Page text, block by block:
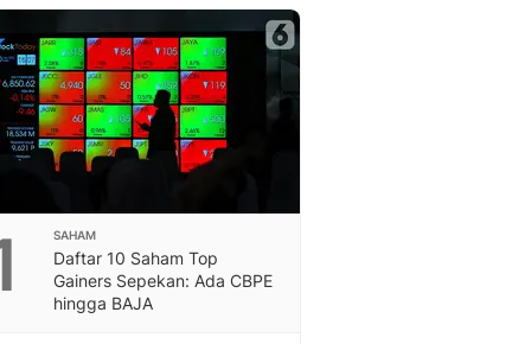
SAHAM
Daftar 10 Saham Top
Gainers Sepekan: Ada CBPE
hingga BAJA